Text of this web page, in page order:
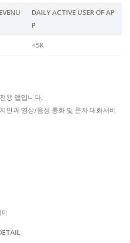
DAILY ACTIVE USER OF AP
P
<5K
용 앱입니다.
인과 영상/음성 통화 및 문자 대화서비